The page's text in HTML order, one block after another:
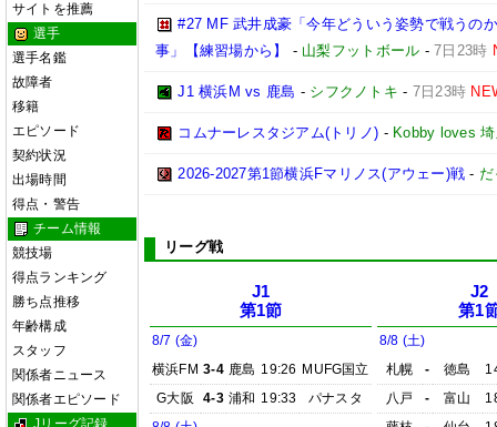
サイトを推薦
選手
選手名鑑
故障者
移籍
エピソード
契約状況
出場時間
得点・警告
チーム情報
競技場
得点ランキング
勝ち点推移
年齢構成
スタッフ
関係者ニュース
関係者エピソード
Jリーグ記録
#27 MF 武井成豪「今年どういう姿勢で戦うの
事」【練習場から】
- 山梨フットボール -7日23時
J1 横浜M vs 鹿島 - シフクノトキ - 7日23時
コムナーレスタジアム(トリノ) - Kobby loves
2026-2027第1節横浜Fマリノス(アウェー)戦 -
リーグ戦
J1
第1節
8/7 (金)
横浜FM 3-4 鹿島 19:26 MUFG国立
G大阪
4-3 浦和 19:33
パナスタ
J2
第1
8/8 (土)
札幌
- 徳島
八戸
- 富山